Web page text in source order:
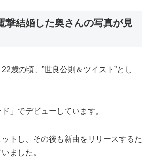
撃結婚した奥さんの写真が見
歳の頃、”世良公則＆ツイスト”とし
ド」でデビューしています。
トし、その後も新曲をリリースするた
ました。